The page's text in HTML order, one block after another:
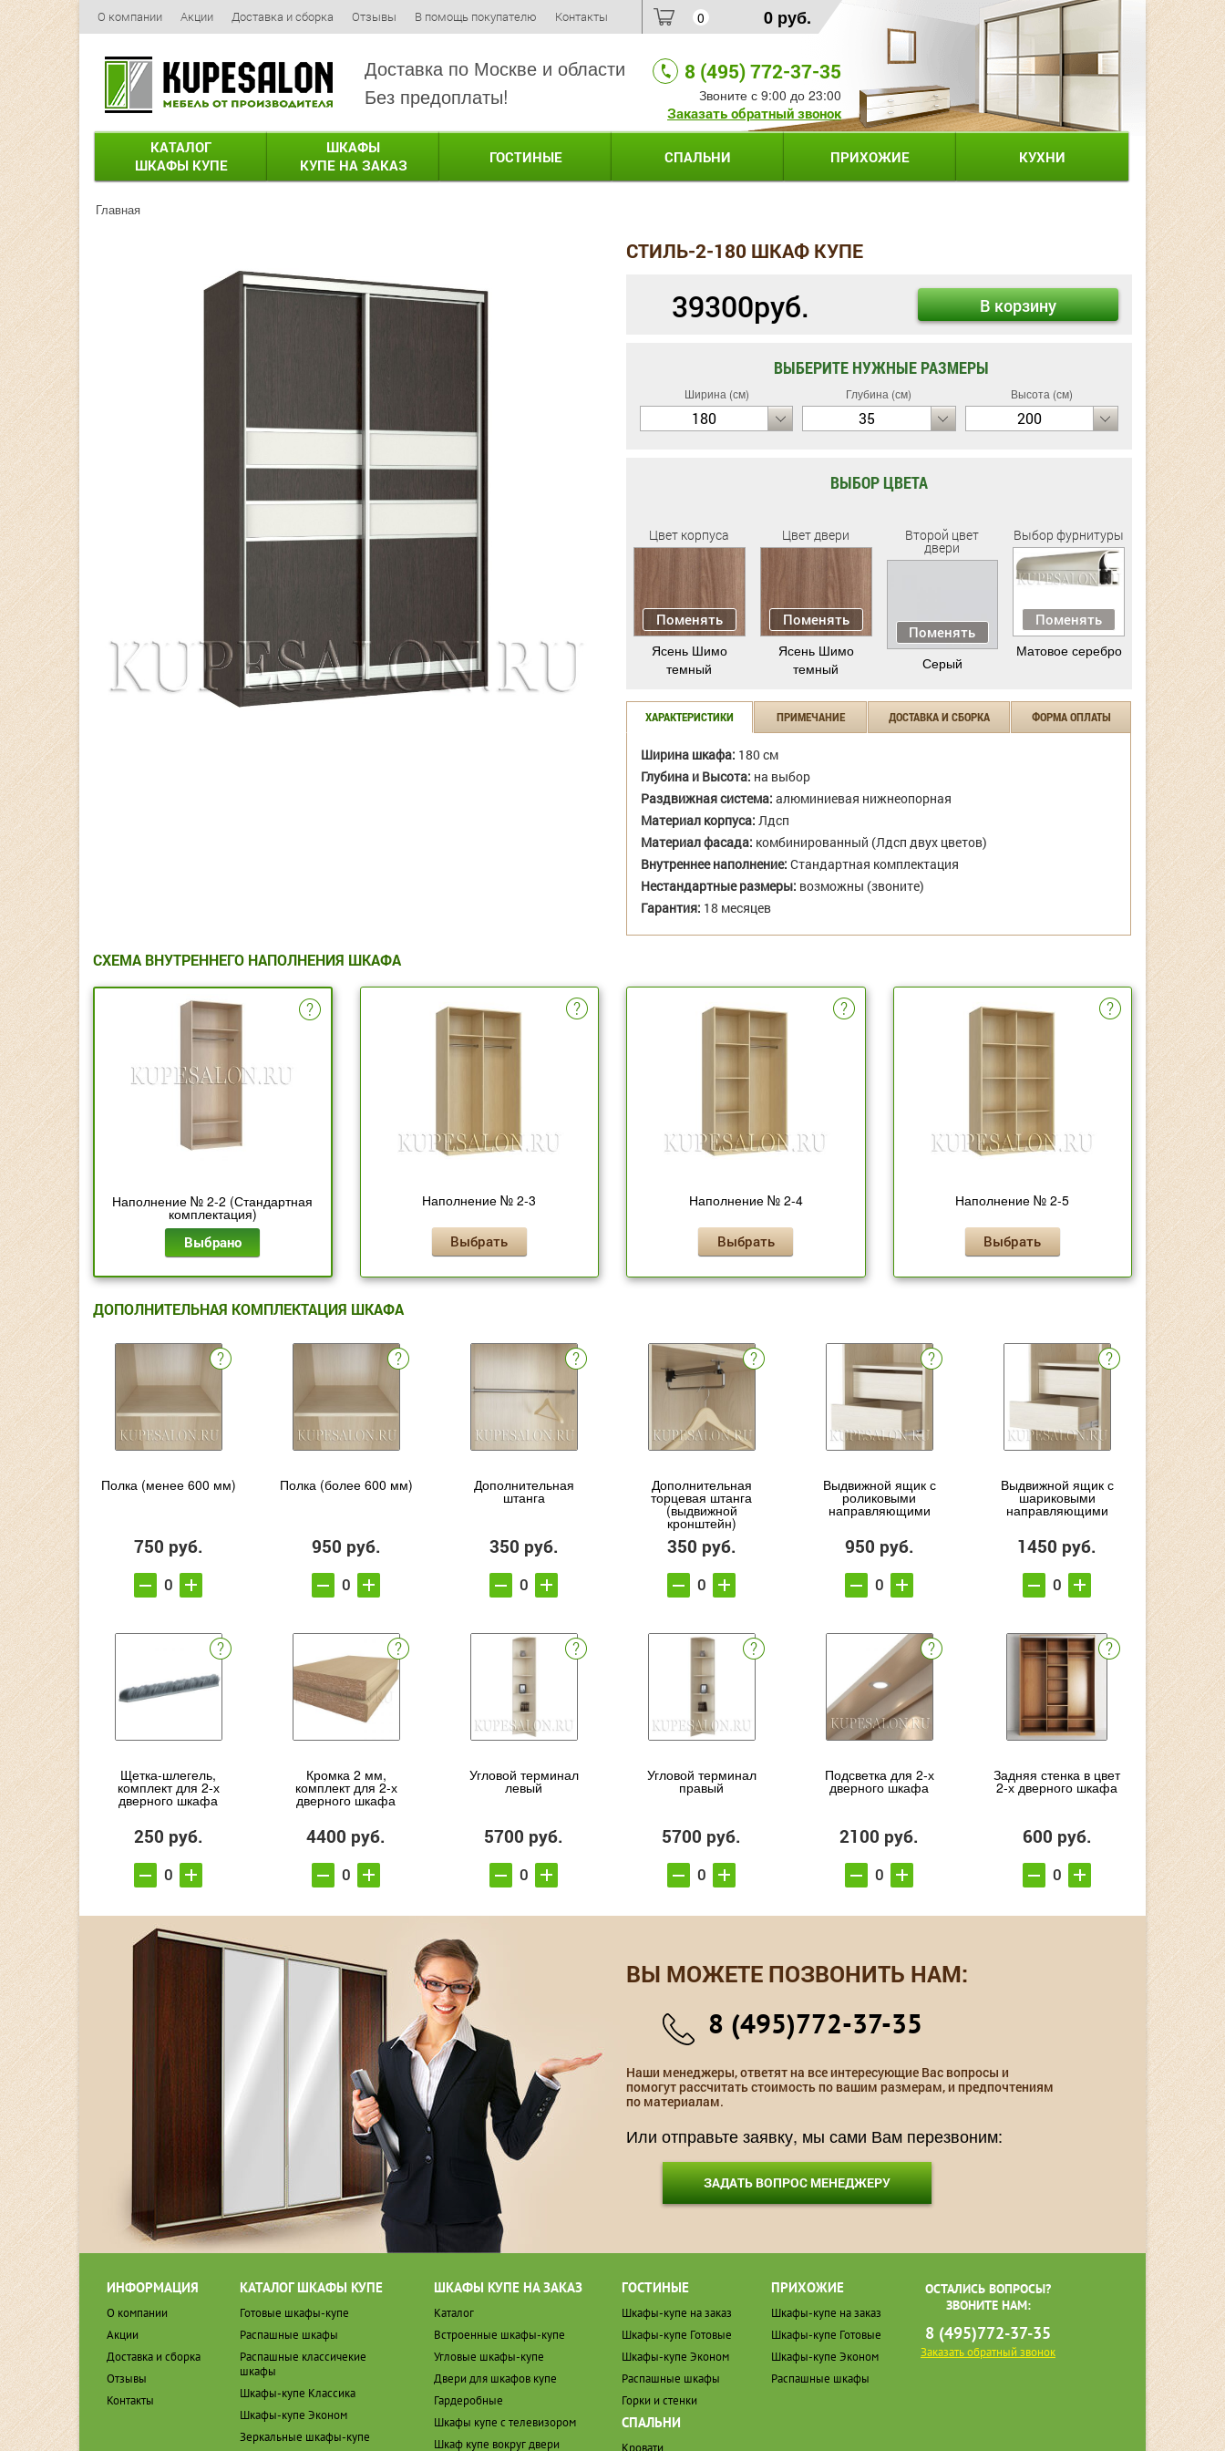
О компании Акции Доставка и сборка Отзывы В помощь покупателю Контакты 0 0 руб.
Доставка по Москве и области
Без предоплаты!
8 (495) 772-37-35
Звоните с 9:00 до 23:00
Заказать обратный звонок
КАТАЛОГ
ШКАФЫ КУПЕ
ШКАФЫ
КУПЕ НА ЗАКАЗ
ГОСТИНЫЕ СПАЛЬНИ ПРИХОЖИЕ КУХНИ
Главная
СТИЛЬ-2-180 ШКАФ КУПЕ
39300руб. В корзину
ВЫБЕРИТЕ НУЖНЫЕ РАЗМЕРЫ
Ширина (см)
180
Глубина (см)
35
Высота (см)
200
ВЫБОР ЦВЕТА
Цвет корпуса
Поменять
Ясень Шимо
темный
Цвет двери
Поменять
Ясень Шимо
темный
Второй цвет
двери
Поменять
Серый
Выбор фурнитуры
Поменять
Матовое серебро
ХАРАКТЕРИСТИКИ ПРИМЕЧАНИЕ ДОСТАВКА И СБОРКА ФОРМА ОПЛАТЫ
Ширина шкафа: 180 см
Глубина и Высота: на выбор
Раздвижная система: алюминиевая нижнеопорная
Материал корпуса: Лдсп
Материал фасада: комбинированный (Лдсп двух цветов)
Внутреннее наполнение: Стандартная комплектация
Нестандартные размеры: возможны (звоните)
Гарантия: 18 месяцев
СХЕМА ВНУТРЕННЕГО НАПОЛНЕНИЯ ШКАФА
Наполнение № 2-2 (Стандартная
комплектация)
Выбрано
Наполнение № 2-3
Выбрать
Наполнение № 2-4
Выбрать
Наполнение № 2-5
Выбрать
ДОПОЛНИТЕЛЬНАЯ КОМПЛЕКТАЦИЯ ШКАФА
Полка (менее 600 мм)
750 руб.
Полка (более 600 мм)
950 руб.
Дополнительная
штанга
350 руб.
Дополнительная
торцевая штанга
(выдвижной
кронштейн)
350 руб.
Выдвижной ящик с
роликовыми
направляющими
950 руб.
Выдвижной ящик с
шариковыми
направляющими
1450 руб.
Щетка-шлегель,
комплект для 2-х
дверного шкафа
250 руб.
Кромка 2 мм,
комплект для 2-х
дверного шкафа
4400 руб.
Угловой терминал
левый
5700 руб.
Угловой терминал
правый
5700 руб.
Подсветка для 2-х
дверного шкафа
2100 руб.
Задняя стенка в цвет
2-х дверного шкафа
600 руб.
ВЫ МОЖЕТЕ ПОЗВОНИТЬ НАМ:
8 (495)772-37-35
Наши менеджеры, ответят на все интересующие Вас вопросы и
помогут рассчитать стоимость по вашим размерам, и предпочтениям
по материалам.
Или отправьте заявку, мы сами Вам перезвоним:
ЗАДАТЬ ВОПРОС МЕНЕДЖЕРУ
ИНФОРМАЦИЯ
О компании
Акции
Доставка и сборка
Отзывы
Контакты
КАТАЛОГ ШКАФЫ КУПЕ
Готовые шкафы-купе
Распашные шкафы
Распашные классичекие
шкафы
Шкафы-купе Классика
Шкафы-купе Эконом
Зеркальные шкафы-купе
ШКАФЫ КУПЕ НА ЗАКАЗ
Каталог
Встроенные шкафы-купе
Угловые шкафы-купе
Двери для шкафов купе
Гардеробные
Шкафы купе с телевизором
Шкаф купе вокруг двери
ГОСТИНЫЕ
Шкафы-купе на заказ
Шкафы-купе Готовые
Шкафы-купе Эконом
Распашные шкафы
Горки и стенки
СПАЛЬНИ
Кровати
ПРИХОЖИЕ
Шкафы-купе на заказ
Шкафы-купе Готовые
Шкафы-купе Эконом
Распашные шкафы
ОСТАЛИСЬ ВОПРОСЫ?
ЗВОНИТЕ НАМ:
8 (495)772-37-35
Заказать обратный звонок